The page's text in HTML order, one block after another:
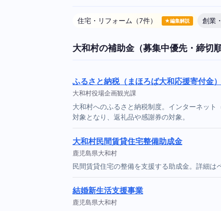
住宅・リフォーム（7件） ★編集解説 創業
大和村の補助金（募集中優先・締切順
ふるさと納税（まほろば大和応援寄付金）
大和村役場企画観光課
大和村へのふるさと納税制度。インターネッ
対象となり、返礼品や感謝券の対象。
大和村民間賃貸住宅整備助成金
鹿児島県大和村
民間賃貸住宅の整備を支援する助成金。詳細は
結婚新生活支援事業
鹿児島県大和村